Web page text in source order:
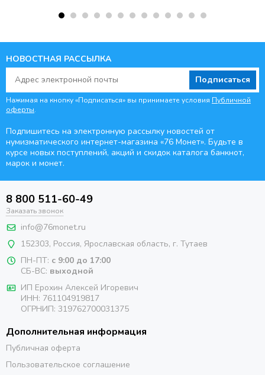
НОВОСТНАЯ РАССЫЛКА
Подписаться
Нажимая на кнопку «Подписаться» вы принимаете условия Публичной
оферты.
Подпишитесь на электронную рассылку новостей от
нумизматического интернет-магазина «76 Монет». Будьте в
курсе новых поступлений, акций и скидок каталога банкнот,
марок и монет.
8 800 511-60-49
Заказать звонок
info@76monet.ru
152303, Россия, Ярославская область, г. Тутаев
ПН-ПТ: с 9:00 до 17:00
СБ-ВС: выходной
ИП Ерохин Алексей Игоревич
ИНН: 761104919817
ОГРНИП: 319762700031375
Дополнительная информация
Публичная оферта
Пользовательское соглашение